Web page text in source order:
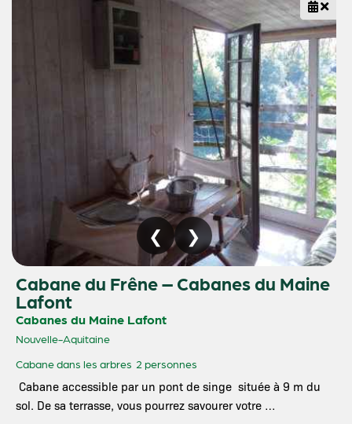
Cabane du Frêne – Cabanes du Maine
Lafont
Cabanes du Maine Lafont
Nouvelle-Aquitaine
Cabane dans les arbres 2 personnes
Cabane accessible par un pont de singe située à 9 m du
sol. De sa terrasse, vous pourrez savourer votre …